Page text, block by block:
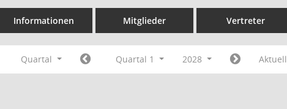
Informationen Mitglieder Vertreter
Quartal Quartal 1 2028 Aktuell